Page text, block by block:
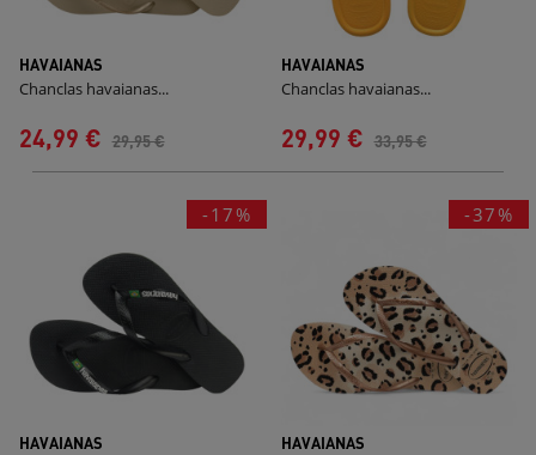
HAVAIANAS
Chanclas havaianas...
24,99 € 29,95 €
HAVAIANAS
Chanclas havaianas...
29,99 € 33,95 €
-17%
HAVAIANAS
-37%
HAVAIANAS